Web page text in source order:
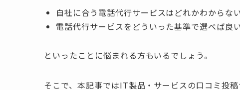
自社に合う電話代行サービスはどれかわからな
電話代行サービスをどういった基準で選べば良
といったことに悩まれる方もいるでしょう。
そこで、本記事ではIT製品・サービスの口コミ投